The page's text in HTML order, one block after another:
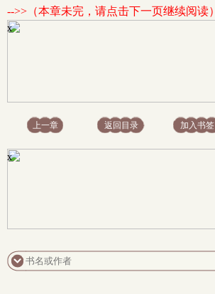
-->>（本章未完，请点击下一页继续阅读）
x
上一章 返回目录 加入书签
x